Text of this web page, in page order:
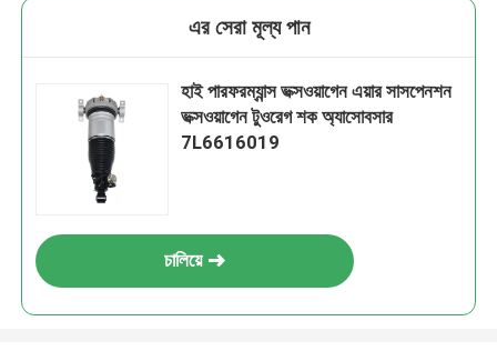
এর সেরা মূল্য পান
হাই পারফরম্যান্স ভক্সওয়াগেন এয়ার সাসপেনশন
ভক্সওয়াগেন টুওরেগ শক অ্যাসোবসার
7L6616019
চালিয়ে